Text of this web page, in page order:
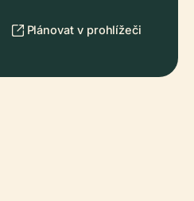
Plánovat v prohlížeči